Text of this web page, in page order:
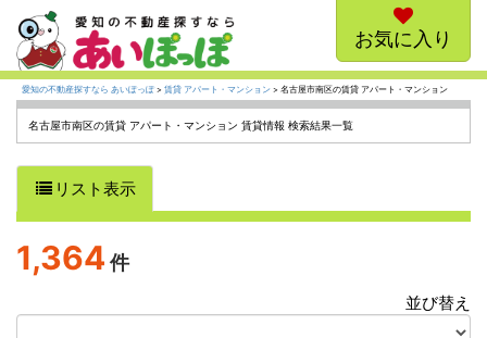
お気に入り
愛知の不動産探すなら あいぽっぽ> 賃貸 アパート・マンション > 名古屋市南区の賃貸 アパート・マンション
名古屋市南区の賃貸 アパート・マンション 賃貸情報 検索結果一覧
リスト表示
1,364 件
並び替え